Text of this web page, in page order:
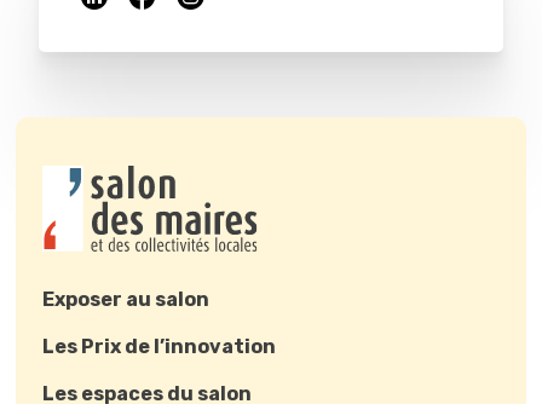
Exposer au salon
Les Prix de l’innovation
Les espaces du salon